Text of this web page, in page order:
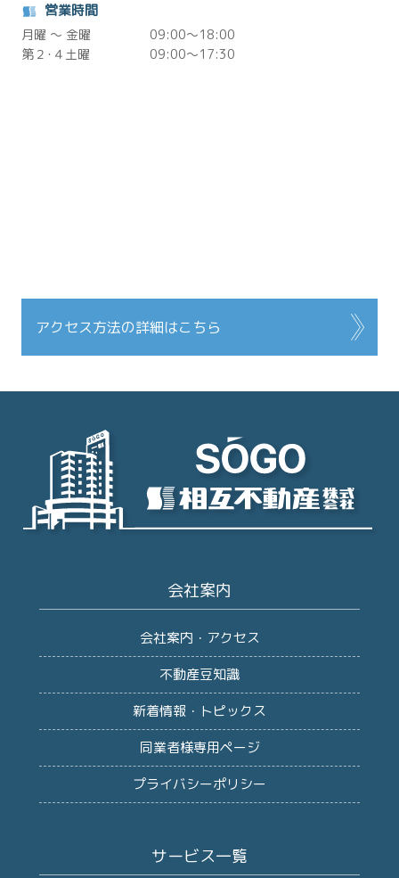
営業時間
月曜 ～ 金曜
第２･４土曜
09:00～18:00
09:00～17:30
アクセス方法の詳細はこちら
会社案内
会社案内・アクセス
不動産豆知識
新着情報・トピックス
同業者様専用ページ
プライバシーポリシー
サービス一覧